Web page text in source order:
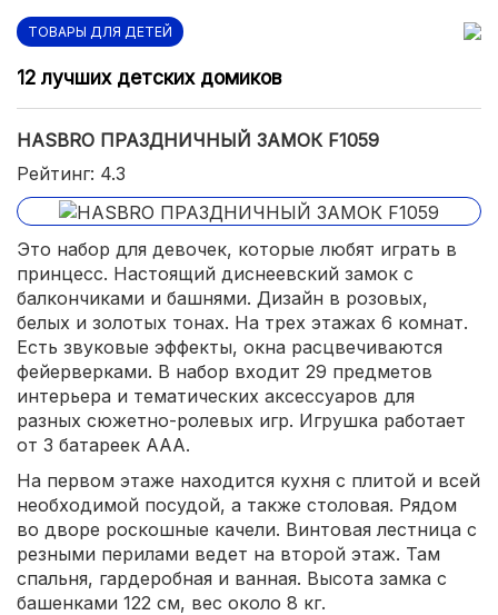
ТОВАРЫ ДЛЯ ДЕТЕЙ
12 лучших детских домиков
HASBRO ПРАЗДНИЧНЫЙ ЗАМОК F1059
Рейтинг: 4.3
Это набор для девочек, которые любят играть в
принцесс. Настоящий диснеевский замок с
балкончиками и башнями. Дизайн в розовых,
белых и золотых тонах. На трех этажах 6 комнат.
Есть звуковые эффекты, окна расцвечиваются
фейерверками. В набор входит 29 предметов
интерьера и тематических аксессуаров для
разных сюжетно-ролевых игр. Игрушка работает
от 3 батареек ААА.
На первом этаже находится кухня с плитой и всей
необходимой посудой, а также столовая. Рядом
во дворе роскошные качели. Винтовая лестница с
резными перилами ведет на второй этаж. Там
спальня, гардеробная и ванная. Высота замка с
башенками 122 см, вес около 8 кг.